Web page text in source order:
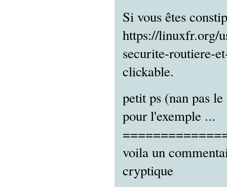
Si vous êtes
https://linuxfr.org/
securite-routiere-
clickable.
petit ps (nan pas
pour l'exemple ...
voila un
cryptique